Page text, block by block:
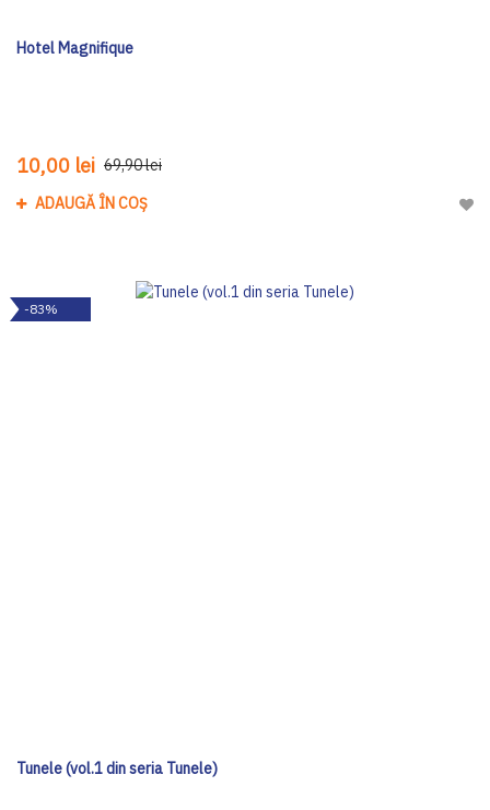
Hotel Magnifique
10,00 lei 69,90 lei
ADAUGĂ ÎN COȘ
-83%
Tunele (vol.1 din seria Tunele)